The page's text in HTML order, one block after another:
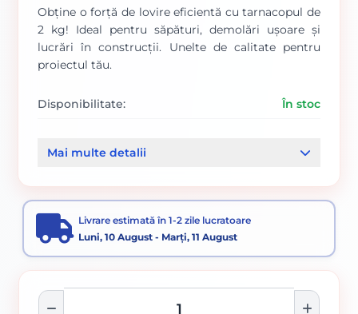
Obține o forță de lovire eficientă cu tarnacopul de
2 kg! Ideal pentru săpături, demolări ușoare și
lucrări în construcții. Unelte de calitate pentru
proiectul tău.
Disponibilitate: În stoc
Mai multe detalii
Livrare estimată în 1-2 zile lucratoare
Luni, 10 August - Marți, 11 August